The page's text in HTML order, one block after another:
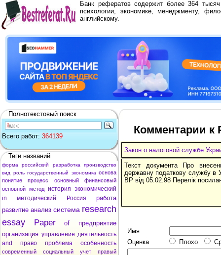
Банк рефератов содержит более 364
психологии, экономике, менеджменту,
английскому.
Полнотекстовый поиск
Всего работ: 364139
Теги названий
форма российский разработка
производство
вид
роль государственный экономика основа
понятие
процесс основный
финансовый
основной метод история экономический
in
методический Россия
работа
развитие анализ система research
essay
Paper of
предприятие
организация управление деятельность
and
право проблема особенность
современный социальный учет
правый
Комментарии к
Закон о налоговой службе
Текст документа Про
державну податкову службу в
ВР від 05.02.98 Перелік
Имя
Оценка
Плохо